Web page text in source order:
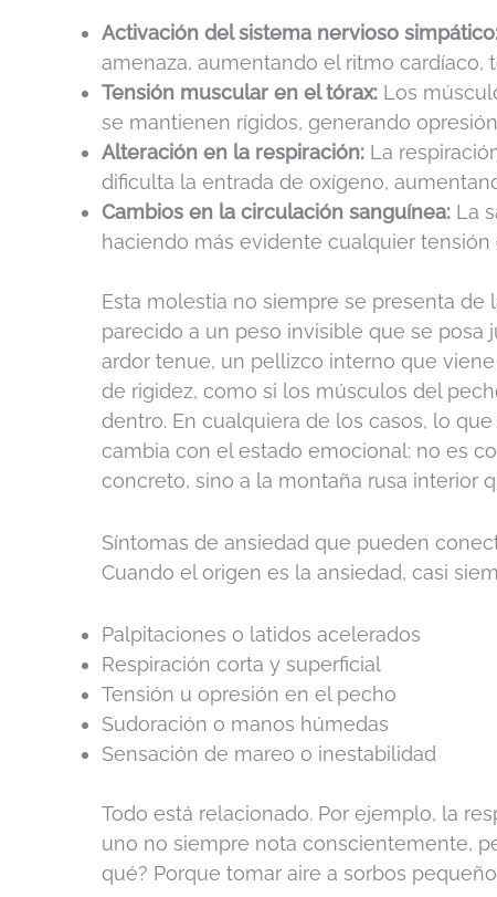
Activación del sistema nervioso
amenaza, aumentando el ritmo
Tensión muscular en el tórax: Los
se mantienen rígidos, generando
Alteración en la respiración: La
dificulta la entrada de oxígeno,
Cambios en la circulación sanguínea: La
haciendo más evidente cualquier
Esta molestia no siempre se presenta de
parecido a un peso invisible que se posa
ardor tenue, un pellizco interno que
de rigidez, como si los músculos del
dentro. En cualquiera de los casos, lo
cambia con el estado emocional: no es
concreto, sino a la montaña rusa interior
Síntomas de ansiedad que pueden
Cuando el origen es la ansiedad, casi
Palpitaciones o latidos acelerados
Respiración corta y superficial
Tensión u opresión en el pecho
Sudoración o manos húmedas
Sensación de mareo o inestabilidad
Todo está relacionado. Por ejemplo, la
uno no siempre nota conscientemente,
qué? Porque tomar aire a sorbos